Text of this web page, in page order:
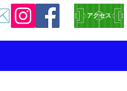
アクセス